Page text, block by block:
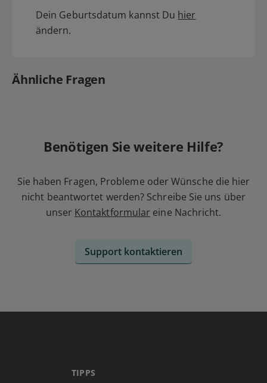
Dein Geburtsdatum kannst Du hier
ändern.
Ähnliche Fragen
Benötigen Sie weitere Hilfe?
Sie haben Fragen, Probleme oder Wünsche die hier
nicht beantwortet werden? Schreibe Sie uns über
unser Kontaktformular eine Nachricht.
Support kontaktieren
TIPPS